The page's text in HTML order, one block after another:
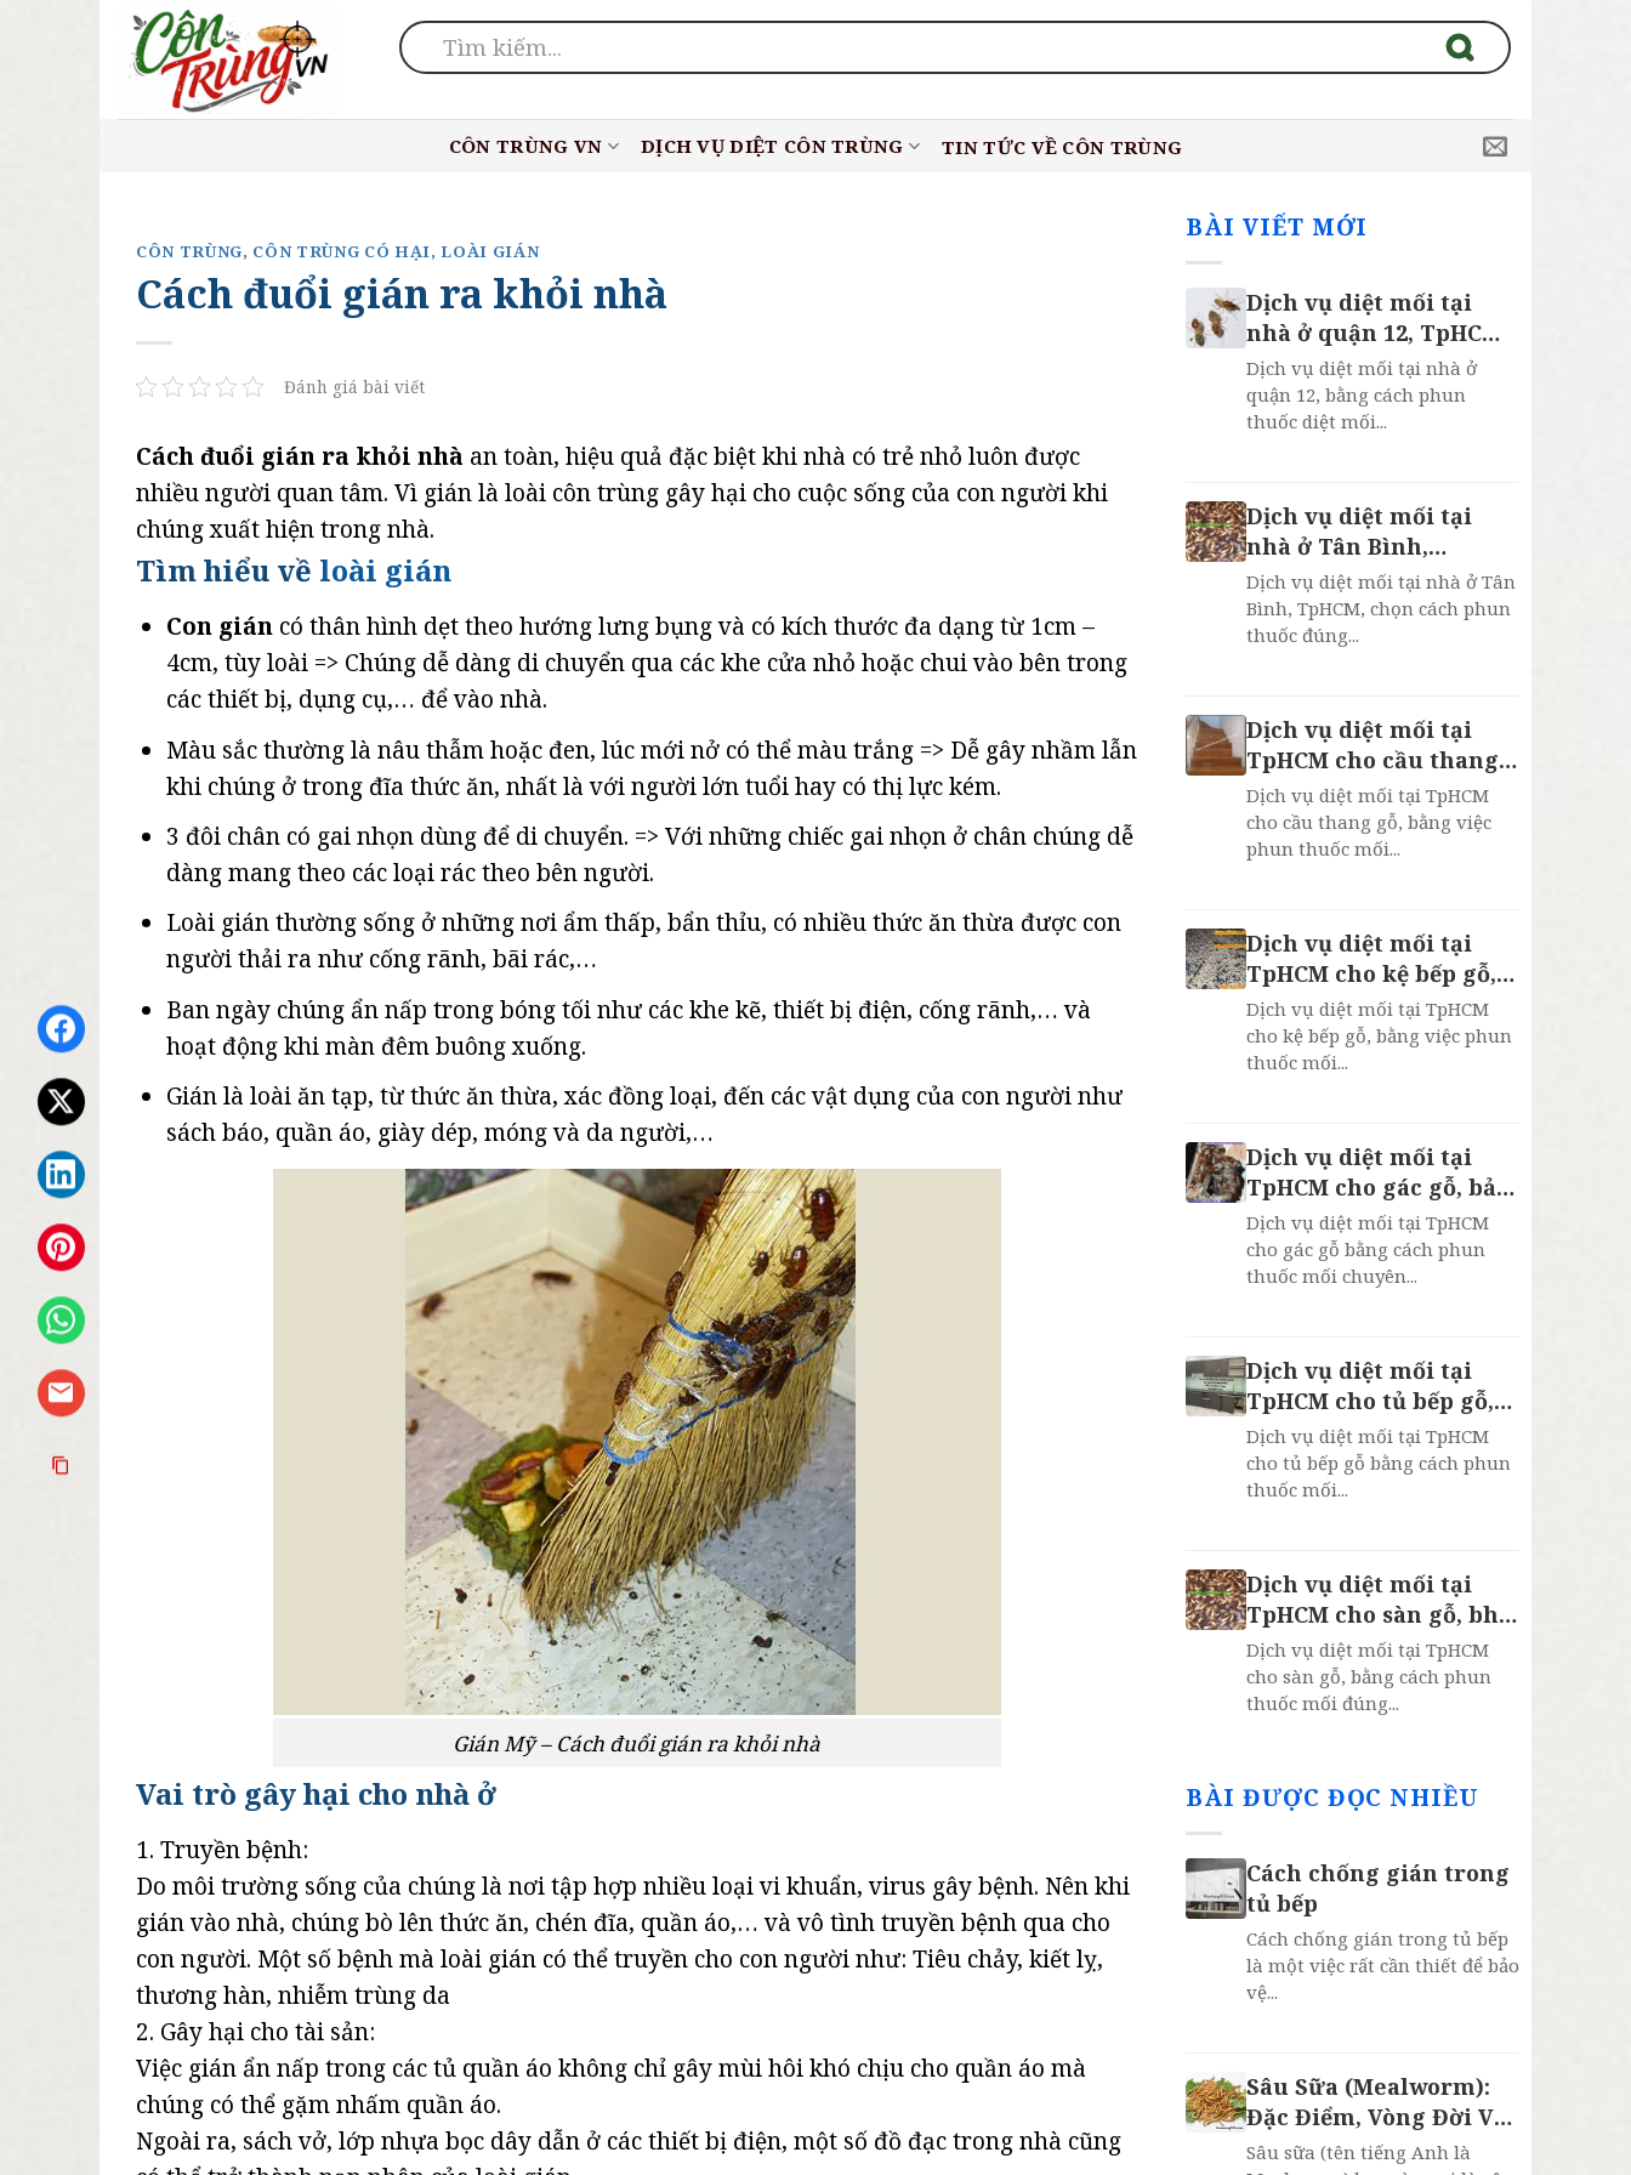
Skip
content
CÔN TRÙNG VN DỊCH VỤ DIỆT CÔN TRÙNG TIN TỨC VỀ CÔN TRÙNG
CÔN TRÙNG, CÔN TRÙNG CÓ HẠI,LOÀI GIÁN
Cách đuổi gián ra khỏi nhà
Đánh giá bài viết
Cách đuổi gián ra khỏi nhà an toàn, hiệu quả đặc biệt khi nhà có trẻ nhỏ luôn được
nhiều người quan tâm. Vì gián là loài côn trùng gây hại cho cuộc sống của con người khi
chúng xuất hiện trong nhà.
Tìm hiểu về loài gián
Con giáncó thân hình dẹt theo hướng lưng bụng và có kích thước đa dạng từ 1cm –
4cm, tùy loài => Chúng dễ dàng di chuyển qua các khe cửa nhỏ hoặc chui vào bên trong
các thiết bị, dụng cụ,… để vào nhà.
Màu sắc thường là nâu thẫm hoặc đen, lúc mới nở có thể màu trắng => Dễ gây nhầm lẫn
khi chúng ở trong đĩa thức ăn, nhất là với người lớn tuổi hay có thị lực kém.
3 đôi chân có gai nhọn dùng để di chuyển. => Với những chiếc gai nhọn ở chân chúng dễ
dàng mang theo các loại rác theo bên người.
Loài gián thường sống ở những nơi ẩm thấp, bẩn thỉu, có nhiều thức ăn thừa được con
người thải ra như cống rãnh, bãi rác,…
Ban ngày chúng ẩn nấp trong bóng tối như các khe kẽ, thiết bị điện, cống rãnh,… và
hoạt động khi màn đêm buông xuống.
Gián là loài ăn tạp, từ thức ăn thừa, xác đồng loại, đến các vật dụng của con người như
sách báo, quần áo, giày dép, móng và da người,…
Gián Mỹ – Cách đuổi gián ra khỏi nhà
Vai trò gây hại cho nhà ở
1. Truyền bệnh:
Do môi trường sống của chúng là nơi tập hợp nhiều loại vi khuẩn, virus gây bệnh. Nên khi
gián vào nhà, chúng bò lên thức ăn, chén đĩa, quần áo,… và vô tình truyền bệnh qua cho
con người. Một số bệnh mà loài gián có thể truyền cho con người như: Tiêu chảy, kiết lỵ,
thương hàn, nhiễm trùng da
2. Gây hại cho tài sản:
Việc gián ẩn nấp trong các tủ quần áo không chỉ gây mùi hôi khó chịu cho quần áo mà
chúng có thể gặm nhấm quần áo.
Ngoài ra, sách vở, lớp nhựa bọc dây dẫn ở các thiết bị điện, một số đồ đạc trong nhà cũng
BÀI VIẾT MỚI
Dịch vụ diệt mối tại
nhà ở quận 12, TpHCM,
Bảo Hành 2 Năm
Dịch vụ diệt mối tại nhà ở
quận 12, bằng cách phun
thuốc diệt mối...
Dịch vụ diệt mối tại
nhà ở Tân Bình,
TpHCM, bảo hành 2
năm
Dịch vụ diệt mối tại nhà ở Tân
Bình, TpHCM, chọn cách phun
thuốc đúng...
Dịch vụ diệt mối tại
TpHCM cho cầu thang
gỗ, bh 2 năm
Dịch vụ diệt mối tại TpHCM
cho cầu thang gỗ, bằng việc
phun thuốc mối...
Dịch vụ diệt mối tại
TpHCM cho kệ bếp gỗ,
bh 2 năm
Dịch vụ diệt mối tại TpHCM
cho kệ bếp gỗ, bằng việc phun
thuốc mối...
Dịch vụ diệt mối tại
TpHCM cho gác gỗ, bảo
hành 2 năm
Dịch vụ diệt mối tại TpHCM
cho gác gỗ bằng cách phun
thuốc mối chuyên...
Dịch vụ diệt mối tại
TpHCM cho tủ bếp gỗ,
bh 2 năm
Dịch vụ diệt mối tại TpHCM
cho tủ bếp gỗ bằng cách phun
thuốc mối...
Dịch vụ diệt mối tại
TpHCM cho sàn gỗ, bh 2
năm
Dịch vụ diệt mối tại TpHCM
cho sàn gỗ, bằng cách phun
thuốc mối đúng...
BÀI ĐƯỢC ĐỌC NHIỀU
Cách chống gián trong
tủ bếp
Cách chống gián trong tủ bếp
là một việc rất cần thiết để bảo
vệ...
Sâu Sữa (Mealworm):
Đặc Điểm, Vòng Đời Và
4 Lợi Ích Bất Ngờ
Sâu sữa (tên tiếng Anh là